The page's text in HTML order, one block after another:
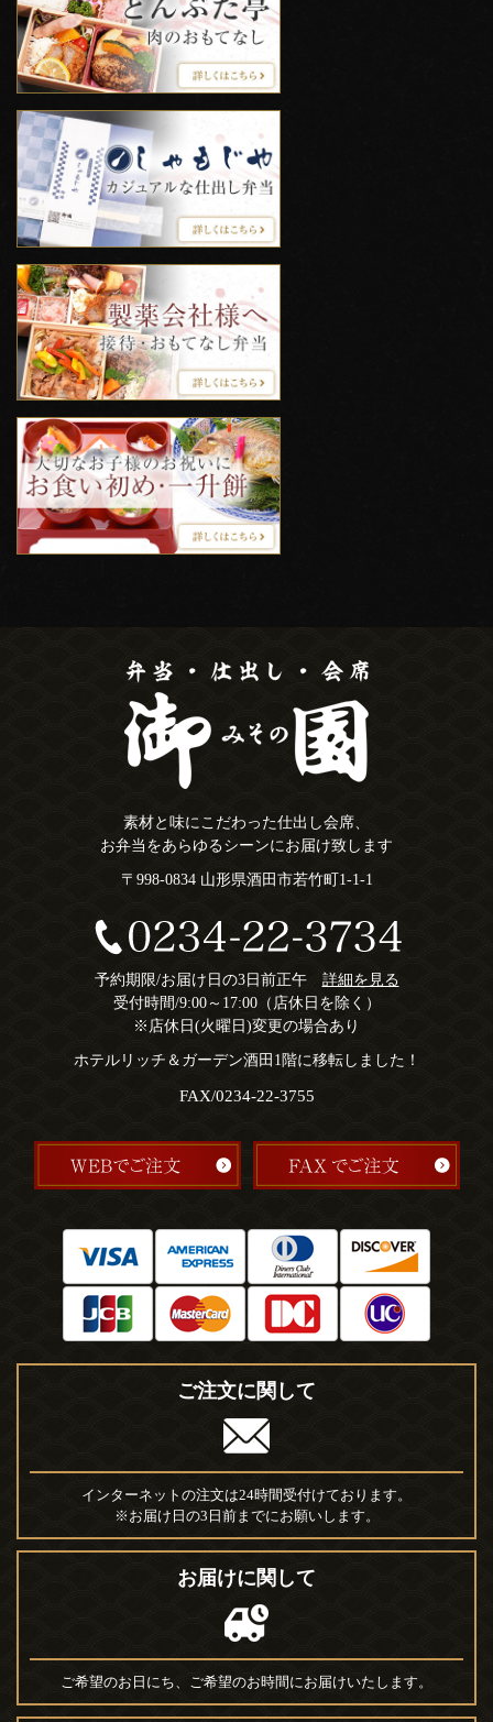
素材と味にこだわった仕出し会席、
お弁当をあらゆるシーンにお届け致します
〒998-0834 山形県酒田市若竹町1-1-1
予約期限/お届け日の3日前正午 詳細を見る
受付時間/9:00～17:00（店休日を除く）
※店休日(火曜日)変更の場合あり
ホテルリッチ＆ガーデン酒田1階に移転しました！
FAX/0234-22-3755
ご注文に関して
インターネットの注文は24時間受付けております。
※お届け日の3日前までにお願いします。
お届けに関して
ご希望のお日にち、ご希望のお時間にお届けいたします。